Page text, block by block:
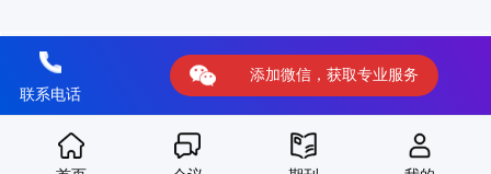
上一篇：怎样发表核心期刊论文？发表的要求和注意事项！ 下一篇：期刊论文怎么投稿？
联系电话
添加微信，获取专业服务